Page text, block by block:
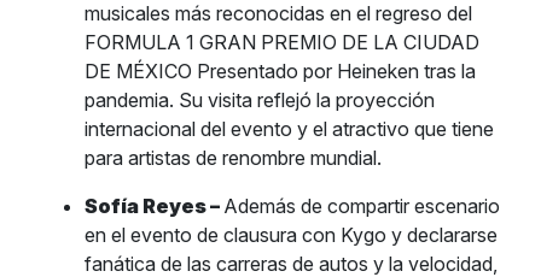
musicales más reconocidas en el regreso del
FORMULA 1 GRAN PREMIO DE LA CIUDAD
DE MÉXICO Presentado por Heineken tras la
pandemia. Su visita reflejó la proyección
internacional del evento y el atractivo que tiene
para artistas de renombre mundial.
Sofía Reyes – Además de compartir escenario
en el evento de clausura con Kygo y declararse
fanática de las carreras de autos y la velocidad,